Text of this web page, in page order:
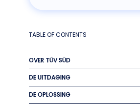
TABLE OF CONTENTS
OVER TÜV SÜD
DE UITDAGING
DE OPLOSSING